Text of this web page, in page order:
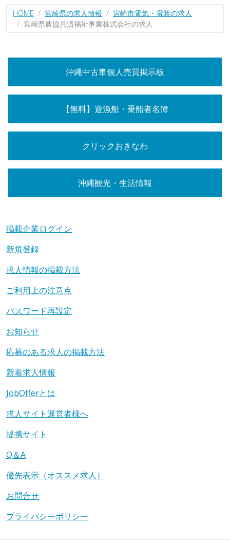
HOME 宮崎県の求人情報
宮崎市電気・電装の求人
宮崎県農協共済福祉事業株式会社の求人
沖縄中古車個人売買掲示板
【無料】遊漁船・乗船者名簿
クリックおきなわ
沖縄観光・生活情報
掲載企業ログイン
新規登録
求人情報の掲載方法
ご利用上の注意点
パスワード再設定
お知らせ
応募のある求人の掲載方法
新着求人情報
JobOfferとは
求人サイト運営者様へ
提携サイト
Q＆A
優先表示（オススメ求人）
お問合せ
プライバシーポリシー